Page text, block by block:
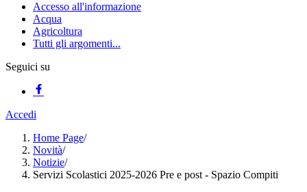
Accesso all'informazione
Acqua
Agricoltura
Tutti gli argomenti...
Seguici su
Accedi
Home Page/
Novità/
Notizie/
Servizi Scolastici 2025-2026 Pre e post - Spazio Compiti